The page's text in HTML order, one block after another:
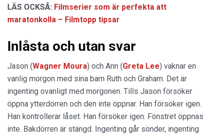
LÄS OCKSÅ: Filmserier som är perfekta att
maratonkolla – Filmtopp tipsar
Inlåsta och utan svar
Jason (Wagner Moura) och Ann (Greta Lee) vaknar en
vanlig morgon med sina barn Ruth och Graham. Det är
ingenting ovanligt med morgonen. Tills Jason försöker
öppna ytterdörren och den inte öppnar. Han försöker igen.
Han kontrollerar låset. Han försöker igen. Fönstret öppnas
inte. Bakdörren är stängd. Ingenting går sönder, ingenting